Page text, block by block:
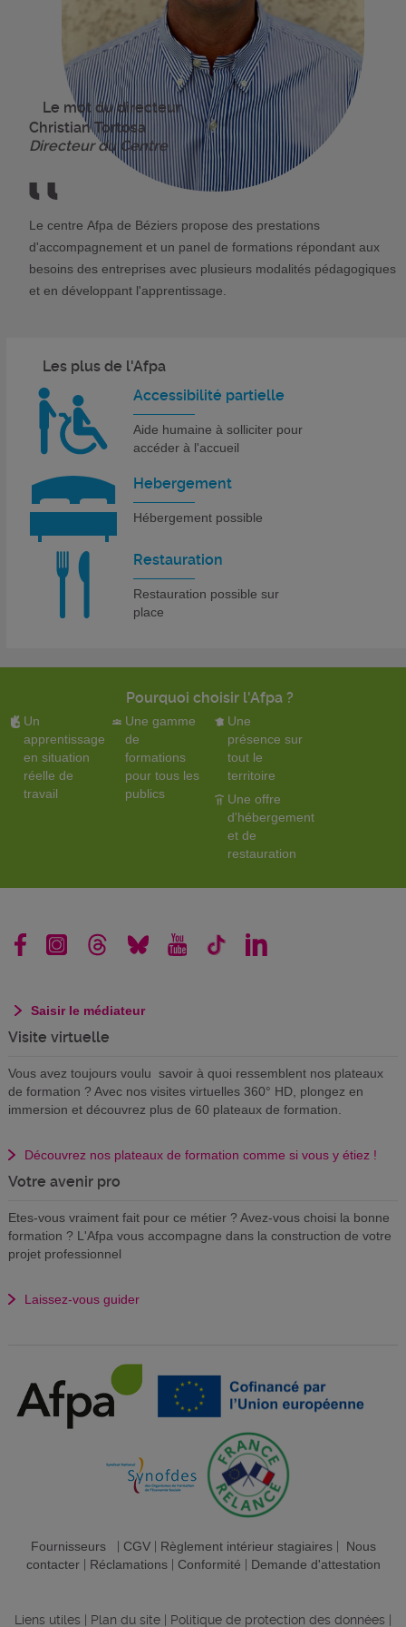
Le mot du directeur
Christian Tortosa
Directeur du Centre
Le centre Afpa de Béziers propose des prestations
d'accompagnement et un panel de formations répondant aux
besoins des entreprises avec plusieurs modalités pédagogiques
et en développant l'apprentissage.
Les plus de l'Afpa
Accessibilité partielle
Aide humaine à solliciter pour
accéder à l'accueil
Hebergement
Hébergement possible
Restauration
Restauration possible sur
place
Pourquoi choisir l'Afpa ?
Un
apprentissage
en situation
réelle de
travail
Une gamme
de
formations
pour tous les
publics
Une
présence sur
tout le
territoire
Une offre
d'hébergement
et de
restauration
Saisir le médiateur
Visite virtuelle
Vous avez toujours voulu savoir à quoi ressemblent nos plateaux
de formation ? Avec nos visites virtuelles 360° HD, plongez en
immersion et découvrez plus de 60 plateaux de formation.
Découvrez nos plateaux de formation comme si vous y étiez !
Votre avenir pro
Etes-vous vraiment fait pour ce métier ? Avez-vous choisi la bonne
formation ? L'Afpa vous accompagne dans la construction de votre
projet professionnel
Laissez-vous guider
Fournisseurs| CGV| Règlement intérieur stagiaires| Nous
contacter| Réclamations| Conformité Demande d'attestation
Liens utiles Plan du site Politique de protection des données